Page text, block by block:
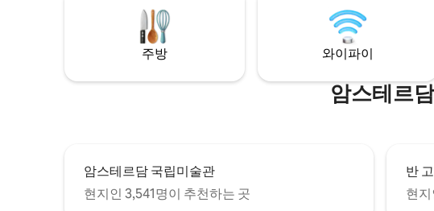
라 5분 걸으면 렘브란트플레인에 입니다. 이
곳은 리모델링을 거친 하우스보트로 여전히
역사적인 특성을 가지고 있습니다. 1920년
에 지어진 이곳은 감자, 모래, 모든 종류의 식
품과 산업 제품을 운반하는 데 사용되었습
니다. 사진에는 홀랜드 전역에서 보트에서
주방 와이파이
암스테르
암스테르담 국립미술관
현지인 3,541명이 추천하는 곳
반
현